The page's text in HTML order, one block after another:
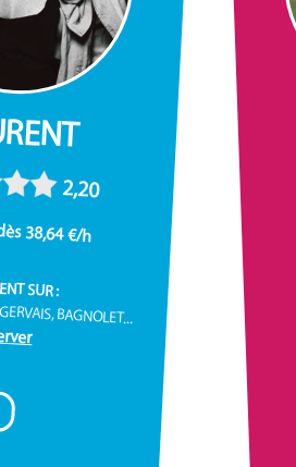
2,20
38,64 €/h
SUR :
BAGNOLET...